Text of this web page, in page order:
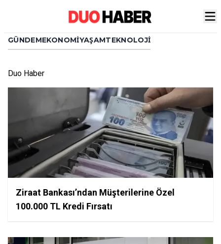
GÜNDEMEKONOMIYAŞAMTEKNOLOJI
Duo Haber
Ziraat Bankası’ndan Müşterilerine Özel
100.000 TL Kredi Fırsatı